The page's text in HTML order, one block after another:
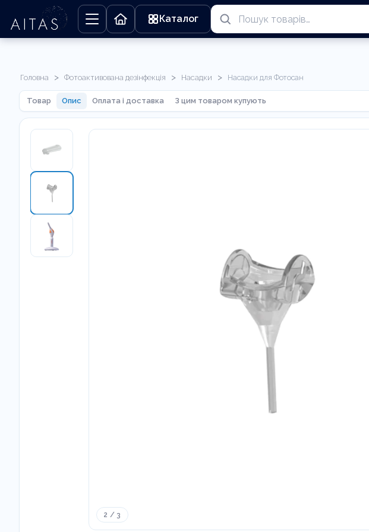
Каталог
Головна > Фотоактивована дезінфекція > Насадки > Насадки для Фотосан
Товар Опис Оплата і доставка З цим товаром купують
2 / 3